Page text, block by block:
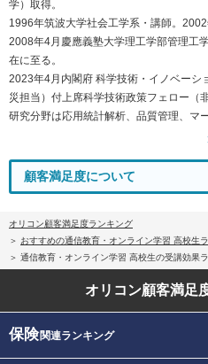
学）取得。
1996年筑波大学社会工学系・講師。2002
2008年4月慶應義塾大学理工学部管理工
在に至る。
2023年4月内閣府 科学技術・イノベーシ
災担当）付上席科学技術政策フェロー（非
研究分野は応用統計解析、品質管理、マ
顧客満足度について
オリコン顧客満足度ランキング
おすすめの通信教育・オンライン学習 高校生
通信教育・オンライン学習 高校生の受講効果
オリコン顧客満足
保険関連ランキング